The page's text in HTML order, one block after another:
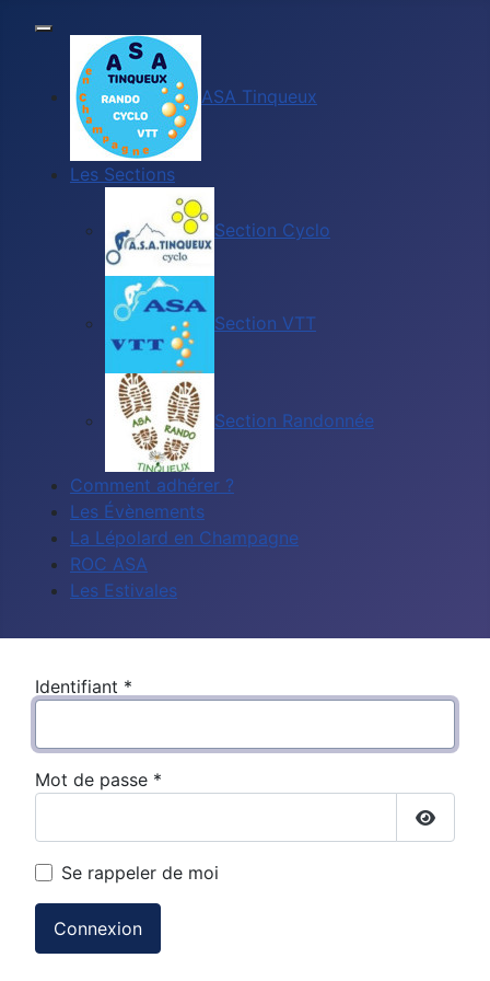
ASA Tinqueux
Les Sections
Section Cyclo
Section VTT
Section Randonnée
Comment adhérer ?
Les Évènements
La Lépolard en Champagne
ROC ASA
Les Estivales
Identifiant *
Mot de passe *
Se rappeler de moi
Connexion